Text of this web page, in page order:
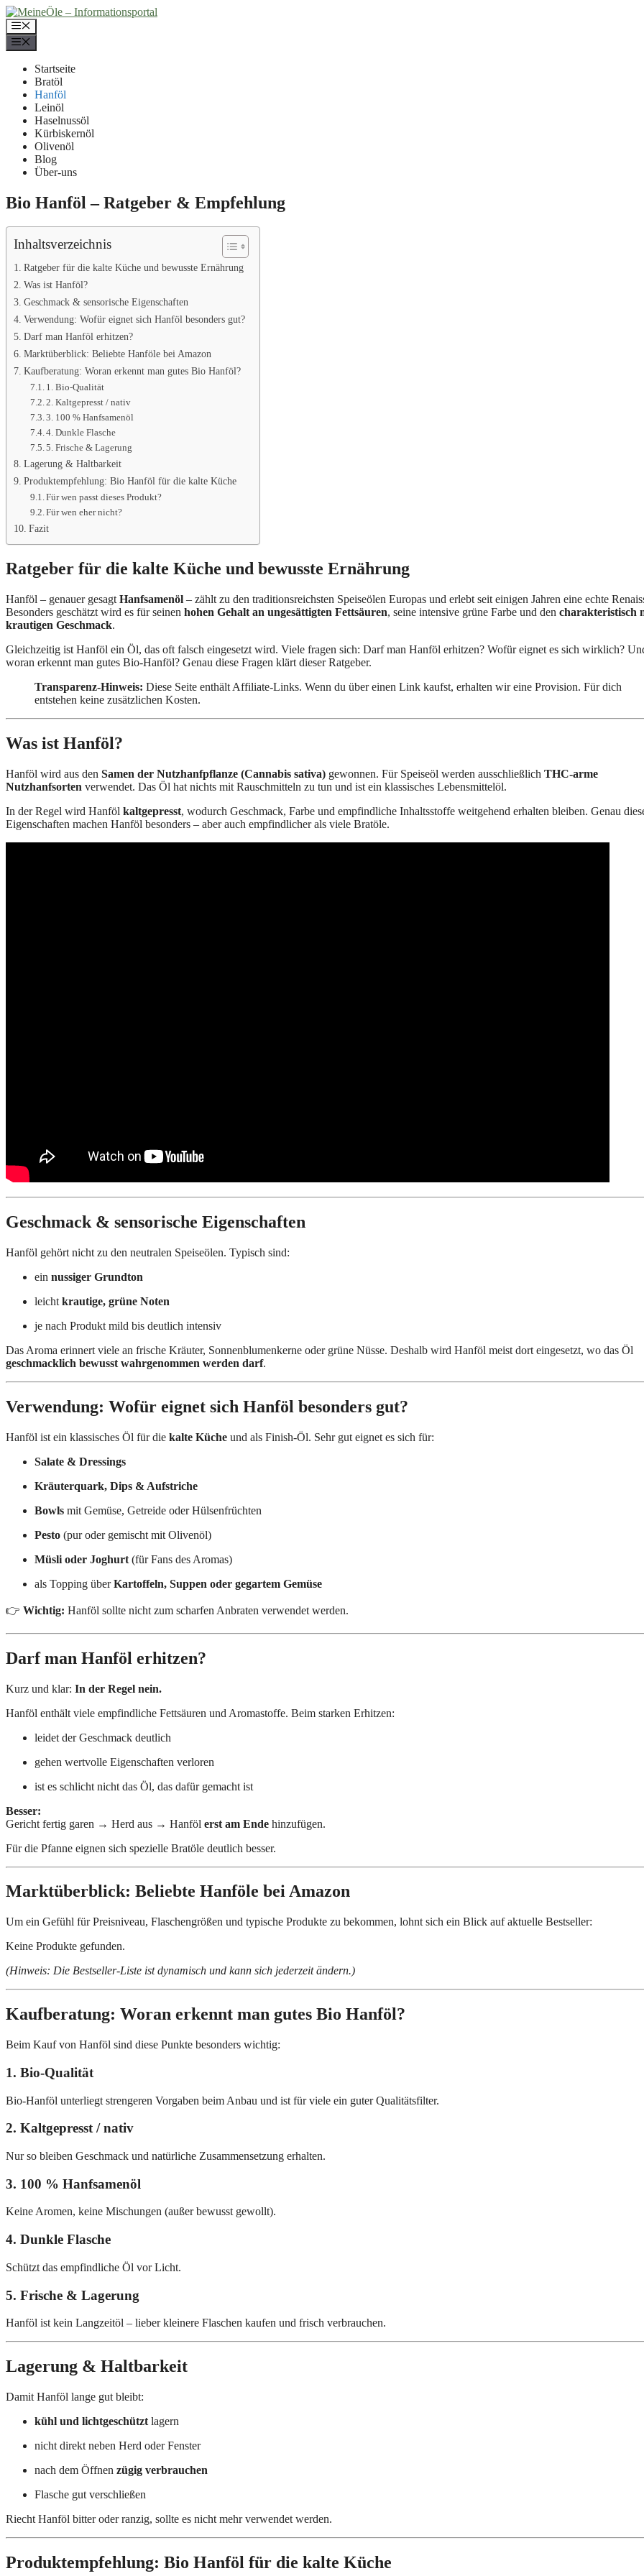
Zum
Inhalt
springen
Menü
Startseite
Bratöl
Hanföl
Leinöl
Haselnussöl
Kürbiskernöl
Olivenöl
Blog
Über-uns
Bio Hanföl – Ratgeber & Empfehlung
Inhaltsverzeichnis
Ratgeber für die kalte Küche und bewusste Ernährung
Was ist Hanföl?
Geschmack & sensorische Eigenschaften
Verwendung: Wofür eignet sich Hanföl besonders gut?
Darf man Hanföl erhitzen?
Marktüberblick: Beliebte Hanföle bei Amazon
Kaufberatung: Woran erkennt man gutes Bio Hanföl?
1. Bio-Qualität
2. Kaltgepresst / nativ
3. 100 % Hanfsamenöl
4. Dunkle Flasche
5. Frische & Lagerung
Lagerung & Haltbarkeit
Produktempfehlung: Bio Hanföl für die kalte Küche
Für wen passt dieses Produkt?
Für wen eher nicht?
Fazit
Ratgeber für die kalte Küche und bewusste Ernährung
Hanföl – genauer gesagt Hanfsamenöl – zählt zu den traditionsreichsten Speiseölen Europas und erlebt seit einigen Jahren eine echte
Besonders geschätzt wird es für seinen hohen Gehalt an ungesättigten Fettsäuren, seine intensive grüne Farbe und den charakteristisch
krautigen Geschmack.
Gleichzeitig ist Hanföl ein Öl, das oft falsch eingesetzt wird. Viele fragen sich: Darf man Hanföl erhitzen? Wofür eignet es sich wirklich?
woran erkennt man gutes Bio-Hanföl? Genau diese Fragen klärt dieser Ratgeber.
Transparenz-Hinweis: Diese Seite enthält Affiliate-Links. Wenn du über einen Link kaufst, erhalten wir eine Provision. Für dich
entstehen keine zusätzlichen Kosten.
Was ist Hanföl?
Hanföl wird aus den Samen der Nutzhanfpflanze (Cannabis sativa) gewonnen. Für Speiseöl werden ausschließlich THC-arme
Nutzhanfsorten verwendet. Das Öl hat nichts mit Rauschmitteln zu tun und ist ein klassisches Lebensmittelöl.
In der Regel wird Hanföl kaltgepresst, wodurch Geschmack, Farbe und empfindliche Inhaltsstoffe weitgehend erhalten bleiben. Genau
Eigenschaften machen Hanföl besonders – aber auch empfindlicher als viele Bratöle.
Geschmack & sensorische Eigenschaften
Hanföl gehört nicht zu den neutralen Speiseölen. Typisch sind:
ein nussiger Grundton
leicht krautige, grüne Noten
je nach Produkt mild bis deutlich intensiv
Das Aroma erinnert viele an frische Kräuter, Sonnenblumenkerne oder grüne Nüsse. Deshalb wird Hanföl meist dort eingesetzt, wo das Öl
geschmacklich bewusst wahrgenommen werden darf.
Verwendung: Wofür eignet sich Hanföl besonders gut?
Hanföl ist ein klassisches Öl für die kalte Küche und als Finish-Öl. Sehr gut eignet es sich für:
Salate & Dressings
Kräuterquark, Dips & Aufstriche
Bowls mit Gemüse, Getreide oder Hülsenfrüchten
Pesto (pur oder gemischt mit Olivenöl)
Müsli oder Joghurt (für Fans des Aromas)
als Topping überKartoffeln, Suppen oder gegartem Gemüse
👉 Wichtig: Hanföl sollte nicht zum scharfen Anbraten verwendet werden.
Darf man Hanföl erhitzen?
Kurz und klar: In der Regel nein.
Hanföl enthält viele empfindliche Fettsäuren und Aromastoffe. Beim starken Erhitzen:
leidet der Geschmack deutlich
gehen wertvolle Eigenschaften verloren
ist es schlicht nicht das Öl, das dafür gemacht ist
Besser:
Gericht fertig garen → Herd aus → Hanföl erst am Ende hinzufügen.
Für die Pfanne eignen sich spezielle Bratöle deutlich besser.
Marktüberblick: Beliebte Hanföle bei Amazon
Um ein Gefühl für Preisniveau, Flaschengrößen und typische Produkte zu bekommen, lohnt sich ein Blick auf aktuelle Bestseller:
Keine Produkte gefunden.
(Hinweis: Die Bestseller-Liste ist dynamisch und kann sich jederzeit ändern.)
Kaufberatung: Woran erkennt man gutes Bio Hanföl?
Beim Kauf von Hanföl sind diese Punkte besonders wichtig:
1. Bio-Qualität
Bio-Hanföl unterliegt strengeren Vorgaben beim Anbau und ist für viele ein guter Qualitätsfilter.
2. Kaltgepresst / nativ
Nur so bleiben Geschmack und natürliche Zusammensetzung erhalten.
3. 100 % Hanfsamenöl
Keine Aromen, keine Mischungen (außer bewusst gewollt).
4. Dunkle Flasche
Schützt das empfindliche Öl vor Licht.
5. Frische & Lagerung
Hanföl ist kein Langzeitöl – lieber kleinere Flaschen kaufen und frisch verbrauchen.
Lagerung & Haltbarkeit
Damit Hanföl lange gut bleibt:
kühl und lichtgeschützt lagern
nicht direkt neben Herd oder Fenster
nach dem Öffnen zügig verbrauchen
Flasche gut verschließen
Riecht Hanföl bitter oder ranzig, sollte es nicht mehr verwendet werden.
Produktempfehlung: Bio Hanföl für die kalte Küche